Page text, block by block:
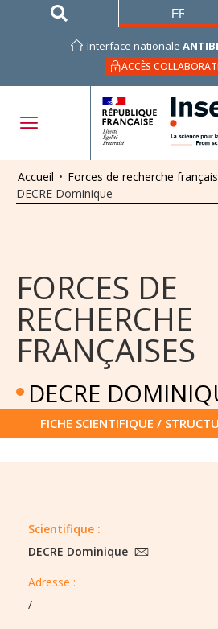
Interface nationale
ACCÈS
Accueil • Forces de recherche
DECRE Dominique
FORCES DE
RECHERCHE
FRANÇAISES
DECRE
FICHE SCIENTIFIQUE /
Scientifique :
DECRE Dominique
Adresse :
/